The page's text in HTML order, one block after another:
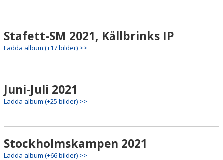
Stafett-SM 2021, Källbrinks IP
Ladda album (+17 bilder) >>
Juni-Juli 2021
Ladda album (+25 bilder) >>
Stockholmskampen 2021
Ladda album (+66 bilder) >>